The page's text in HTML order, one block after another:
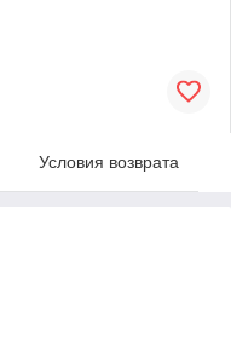
Условия возврата